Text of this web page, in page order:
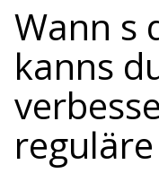
Wann s
kanns
reguläre